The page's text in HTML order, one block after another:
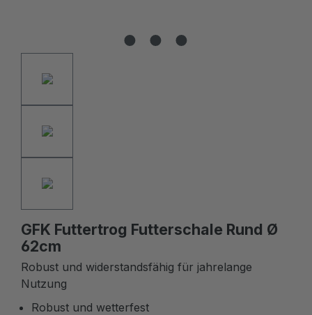
GFK Futtertrog Futterschale Rund Ø
62cm
Robust und widerstandsfähig für jahrelange
Nutzung
Robust und wetterfest